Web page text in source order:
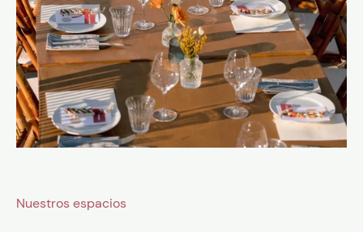
Nuestros espacios